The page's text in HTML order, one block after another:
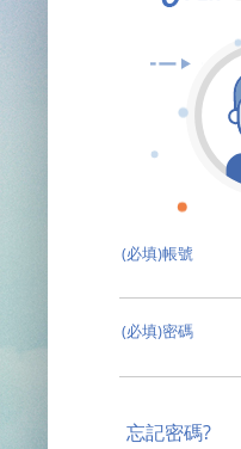
(必填)帳號
(必填)密碼
忘記密碼?